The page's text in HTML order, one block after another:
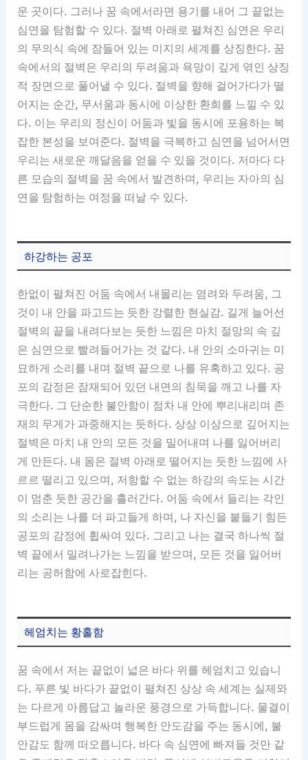
운 곳이다. 그러나 꿈 속에서라면 용기를 내어 그 끝없는
심연을 탐험할 수 있다. 절벽 아래로 펼쳐진 심연은 우리
의 무의식 속에 잠들어 있는 미지의 세계를 상징한다. 꿈
속에서의 절벽은 우리의 두려움과 욕망이 깊게 엮인 상징
적 장면으로 풀어낼 수 있다. 절벽을 향해 걸어가다가 떨
어지는 순간, 무서움과 동시에 이상한 환희를 느낄 수 있
다. 이는 우리의 정신이 어둠과 빛을 동시에 포용하는 복
잡한 본성을 보여준다. 절벽을 극복하고 심연을 넘어서면
우리는 새로운 깨달음을 얻을 수 있을 것이다. 저마다 다
른 모습의 절벽을 꿈 속에서 발견하며, 우리는 자아의 심
연을 탐험하는 여정을 떠날 수 있다.
하강하는 공포
한없이 펼쳐진 어둠 속에서 내몰리는 염려와 두려움, 그
것이 내 안을 파고드는 듯한 강렬한 현실감. 길게 늘어선
절벽의 끝을 내려다보는 듯한 느낌은 마치 절망의 속 깊
은 심연으로 빨려들어가는 것 같다. 내 안의 소마귀는 미
묘하게 소리를 내며 절벽 끝으로 나를 유혹하고 있다. 공
포의 감정은 잠재되어 있던 내면의 침묵을 깨고 나를 자
극한다. 그 단순한 불안함이 점차 내 안에 뿌리내리며 존
재의 무게가 과중해지는 듯하다. 상상 이상으로 깊어지는
절벽은 마치 내 안의 모든 것을 밀어내며 나를 잃어버리
게 만든다. 내 몸은 절벽 아래로 떨어지는 듯한 느낌에 사
르르 떨리고 있으며, 저항할 수 없는 하강의 속도는 시간
이 멈춘 듯한 공간을 흘러간다. 어둠 속에서 들리는 각인
의 소리는 나를 더 파고들게 하며, 나 자신을 붙들기 힘든
공포의 감정에 휩싸여 있다. 그리고 나는 결국 하나씩 절
벽 끝에서 밀려나가는 느낌을 받으며, 모든 것을 잃어버
리는 공허함에 사로잡힌다.
헤엄치는 황홀함
꿈 속에서 저는 끝없이 넓은 바다 위를 헤엄치고 있습니
다. 푸른 빛 바다가 끝없이 펼쳐진 상상 속 세계는 실제와
는 다르게 아름답고 놀라운 풍경으로 가득합니다. 물결이
부드럽게 몸을 감싸며 행복한 안도감을 주는 동시에, 불
안감도 함께 떠오릅니다. 바다 속 심연에 빠져들 것만 같